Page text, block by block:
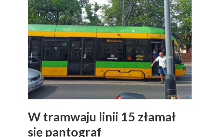
W tramwaju linii 15 złamał
się pantograf